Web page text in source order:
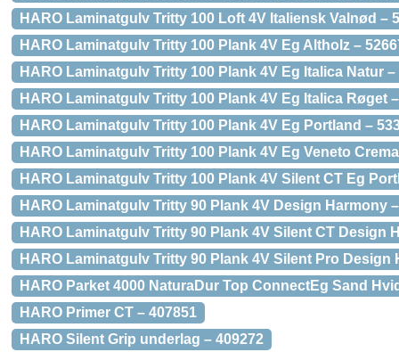
HARO Laminatgulv Tritty 100 Loft 4V Italiensk Valnød –
HARO Laminatgulv Tritty 100 Plank 4V Eg Altholz –
HARO Laminatgulv Tritty 100 Plank 4V Eg Italica Natur
HARO Laminatgulv Tritty 100 Plank 4V Eg Italica Røget
HARO Laminatgulv Tritty 100 Plank 4V Eg Portland –
HARO Laminatgulv Tritty 100 Plank 4V Eg Veneto
HARO Laminatgulv Tritty 100 Plank 4V Silent CT Eg
HARO Laminatgulv Tritty 90 Plank 4V Design Harmony
HARO Laminatgulv Tritty 90 Plank 4V Silent CT Design
HARO Laminatgulv Tritty 90 Plank 4V Silent Pro Design
HARO Parket 4000 NaturaDur Top ConnectEg Sand
HARO Primer CT – 407851
HARO Silent Grip underlag – 409272